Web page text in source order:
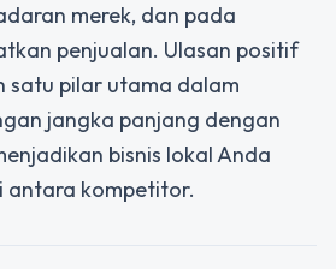
merek, dan pada
penjualan. Ulasan positif
satu pilar utama dalam
jangka panjang dengan
bisnis lokal Anda
antara kompetitor.